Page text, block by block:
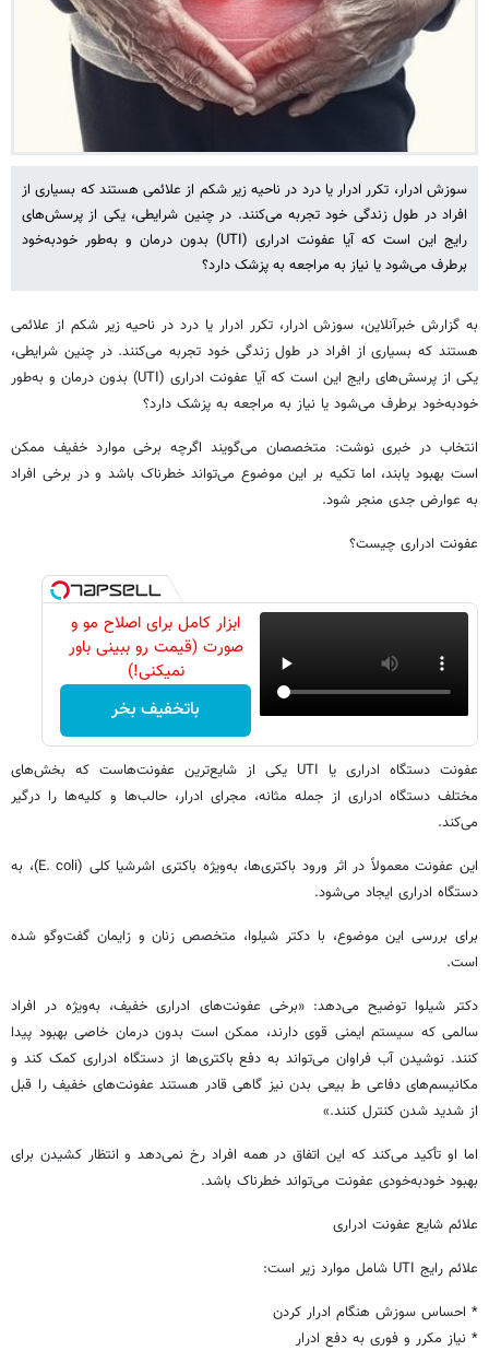
سوزش ادرار، تکرر ادرار یا درد در ناحیه زیر شکم از علائمی هستند که بسیاری از
افراد در طول زندگی خود تجربه می‌کنند. در چنین شرایطی، یکی از پرسش‌های
رایج این است که آیا عفونت ادراری (UTI) بدون درمان و به‌طور خودبه‌خود
برطرف می‌شود یا نیاز به مراجعه به پزشک دارد؟
به گزارش خبرآنلاین، سوزش ادرار، تکرر ادرار یا درد در ناحیه زیر شکم از علائمی
هستند که بسیاری از افراد در طول زندگی خود تجربه می‌کنند. در چنین شرایطی،
یکی از پرسش‌های رایج این است که آیا عفونت ادراری (UTI) بدون درمان و به‌طور
خودبه‌خود برطرف می‌شود یا نیاز به مراجعه به پزشک دارد؟
انتخاب در خبری نوشت: متخصصان می‌گویند اگرچه برخی موارد خفیف ممکن
است بهبود یابند، اما تکیه بر این موضوع می‌تواند خطرناک باشد و در برخی افراد
به عوارض جدی منجر شود.
عفونت ادراری چیست؟
ابزار کامل برای اصلاح مو و
صورت (قیمت رو ببینی باور
نمیکنی!)
باتخفیف بخر
عفونت دستگاه ادراری یا UTI یکی از شایع‌ترین عفونت‌هاست که بخش‌های
مختلف دستگاه ادراری از جمله مثانه، مجرای ادرار، حالب‌ها و کلیه‌ها را درگیر
می‌کند.
این عفونت معمولاً در اثر ورود باکتری‌ها، به‌ویژه باکتری اشرشیا کلی (E. coli)، به
دستگاه ادراری ایجاد می‌شود.
برای بررسی این موضوع، با دکتر شیلوا، متخصص زنان و زایمان گفت‌وگو شده
است.
دکتر شیلوا توضیح می‌دهد: «برخی عفونت‌های ادراری خفیف، به‌ویژه در افراد
سالمی که سیستم ایمنی قوی دارند، ممکن است بدون درمان خاصی بهبود پیدا
کنند. نوشیدن آب فراوان می‌تواند به دفع باکتری‌ها از دستگاه ادراری کمک کند و
مکانیسم‌های دفاعی ط بیعی بدن نیز گاهی قادر هستند عفونت‌های خفیف را قبل
از شدید شدن کنترل کنند.»
اما او تأکید می‌کند که این اتفاق در همه افراد رخ نمی‌دهد و انتظار کشیدن برای
بهبود خودبه‌خودی عفونت می‌تواند خطرناک باشد.
علائم شایع عفونت ادراری
علائم رایج UTI شامل موارد زیر است:
* احساس سوزش هنگام ادرار کردن
* نیاز مکرر و فوری به دفع ادرار